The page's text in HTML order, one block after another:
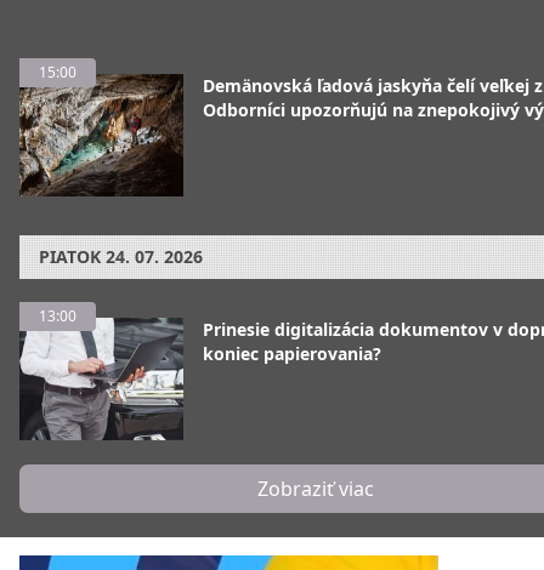
15:00
Demänovská ľadová jaskyňa čelí veľkej
Odborníci upozorňujú na znepokojivý
PIATOK 24. 07. 2026
13:00
Prinesie digitalizácia dokumentov v
koniec papierovania?
Zobraziť viac